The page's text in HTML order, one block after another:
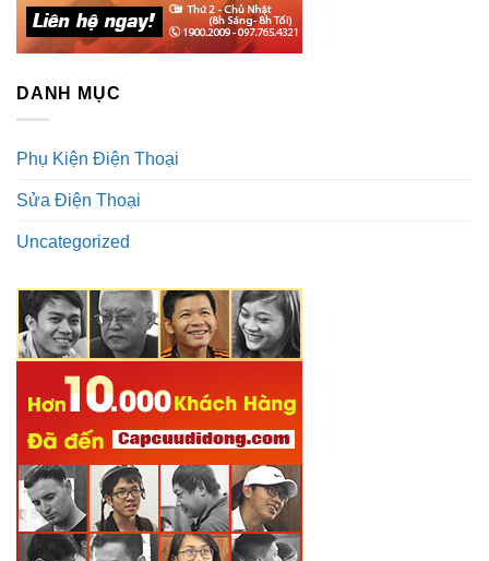
DANH MỤC
Phụ Kiện Điện Thoại
Sửa Điện Thoại
Uncategorized